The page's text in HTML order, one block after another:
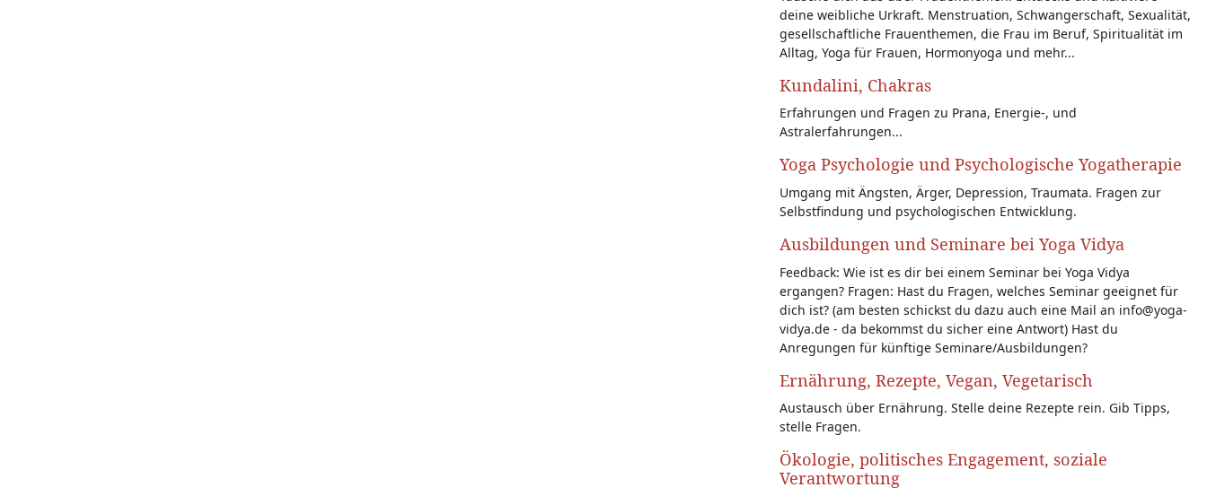
deine weibliche Urkraft. Menstruation, Schwangerschaft, Sexualität,
gesellschaftliche Frauenthemen, die Frau im Beruf, Spiritualität im
Alltag, Yoga für Frauen, Hormonyoga und mehr...
Kundalini, Chakras
Erfahrungen und Fragen zu Prana, Energie-, und
Astralerfahrungen...
Yoga Psychologie und Psychologische Yogatherapie
Umgang mit Ängsten, Ärger, Depression, Traumata. Fragen zur
Selbstfindung und psychologischen Entwicklung.
Ausbildungen und Seminare bei Yoga Vidya
Feedback: Wie ist es dir bei einem Seminar bei Yoga Vidya
ergangen? Fragen: Hast du Fragen, welches Seminar geeignet für
dich ist? (am besten schickst du dazu auch eine Mail an info@yoga-
vidya.de - da bekommst du sicher eine Antwort) Hast du
Anregungen für künftige Seminare/Ausbildungen?
Ernährung, Rezepte, Vegan, Vegetarisch
Austausch über Ernährung. Stelle deine Rezepte rein. Gib Tipps,
stelle Fragen.
Ökologie, politisches Engagement, soziale
Verantwortung